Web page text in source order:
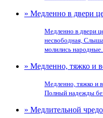
» Медленно в двери
Медленно в двери
несвободная,
молились
» Медленно, тяжко и
Медленно, тяжко и
Полный надежды
» Медлительной